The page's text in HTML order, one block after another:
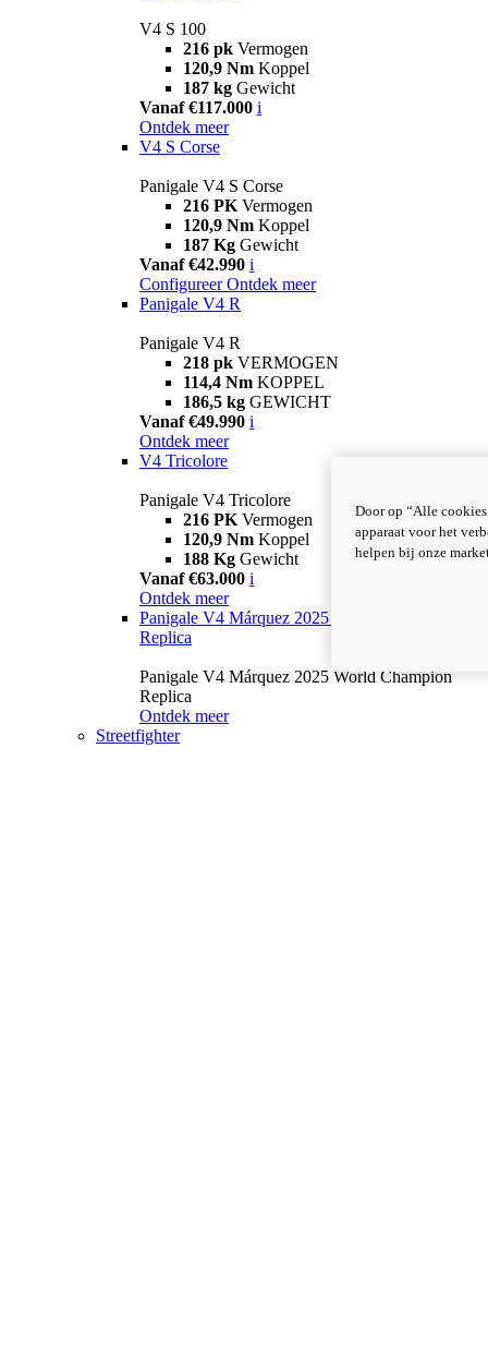
V4 S 100
216 pk Vermogen
120,9 Nm Koppel
187 kg Gewicht
Vanaf €117.000 i
Ontdek meer
V4 S Corse
Panigale V4 S Corse
216 PK Vermogen
120,9 Nm Koppel
187 Kg Gewicht
Vanaf €42.990 i
Configureer Ontdek meer
Panigale V4 R
Panigale V4 R
218 pk VERMOGEN
114,4 Nm KOPPEL
186,5 kg GEWICHT
Vanaf €49.990 i
Ontdek meer
V4 Tricolore
Panigale V4 Tricolore
216 PK Vermogen
120,9 Nm Koppel
188 Kg Gewicht
Vanaf €63.000 i
Ontdek meer
Panigale V4 Márquez 2025 World Champion
Replica
Panigale V4 Márquez 2025 World Champion
Replica
Ontdek meer
Streetfighter
Door op “Alle
apparaat voor het
helpen bij onze